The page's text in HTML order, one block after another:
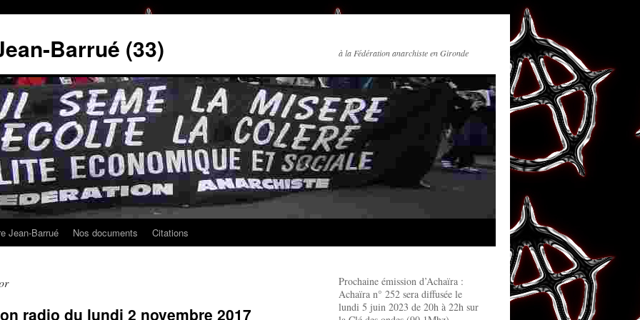
Barrué (33) à la Fédération anarchiste en Gironde
Jean-Barrué Nos documents Citations
radio du lundi 2 novembre 2017
Prochaine émission d’Achaïra :
Achaïra n° 252 sera diffusée le
lundi 5 juin 2023 de 20h à 22h sur